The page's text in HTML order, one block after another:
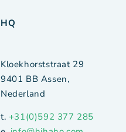
HQ
Kloekhorststraat 29
9401 BB Assen,
Nederland
t. +31(0)592 377 285